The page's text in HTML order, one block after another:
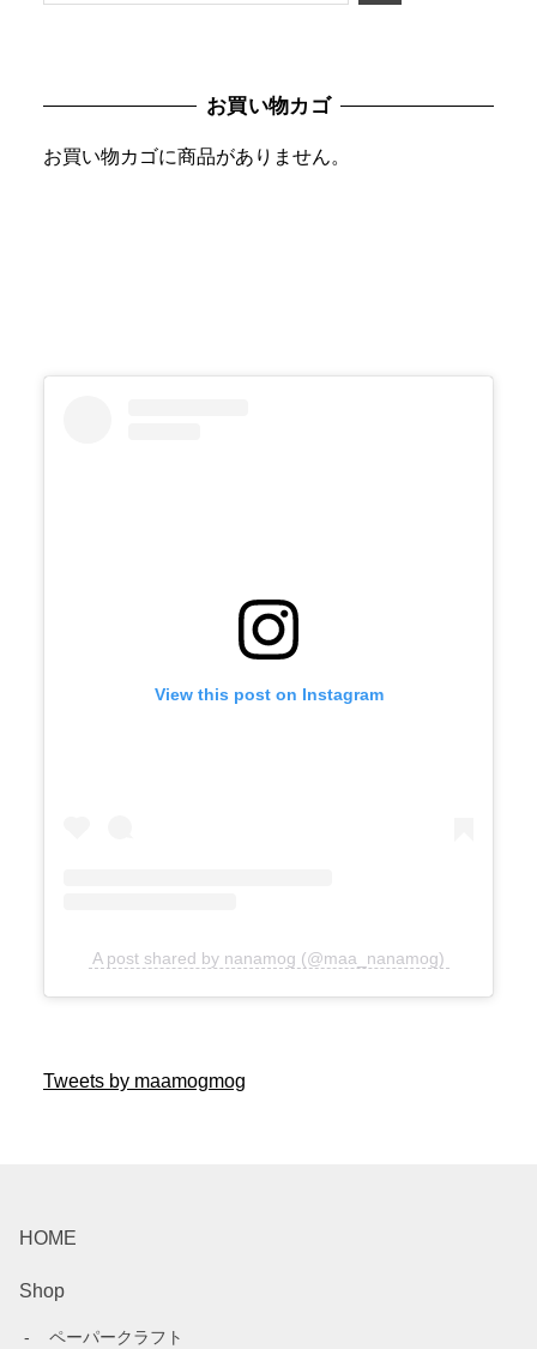
テ
ー
お買い物カゴ
お買い物カゴに商品がありません。
View this post on Instagram
A post shared by nanamog (@maa_nanamog)
Tweets by maamogmog
HOME
Shop
ペーパークラフト